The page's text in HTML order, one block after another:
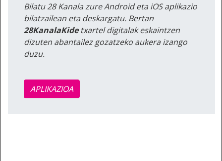
Bilatu 28 Kanala zure Android eta iOS aplikazio
bilatzailean eta deskargatu. Bertan
28KanalaKidetxartel digitalak eskaintzen
dizuten abantailez gozatzeko aukera izango
duzu.
APLIKAZIOA